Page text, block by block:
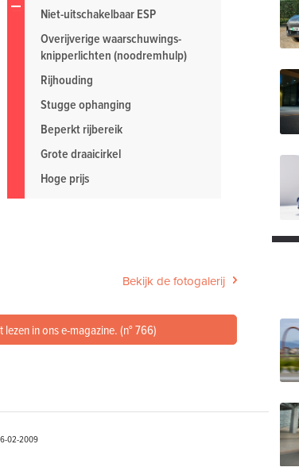
Niet-uitschakelbaar ESP
Overijverige waarschuwings-
knipperlichten (noodremhulp)
Rijhouding
Stugge ophanging
Beperkt rijbereik
Grote draaicirkel
Hoge prijs
Bekijk de fotogalerij
in ons e-magazine. (n° 766)
02-2009